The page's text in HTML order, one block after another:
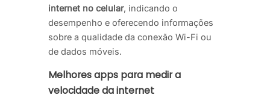
internet no celular, indicando o
desempenho e oferecendo informações
sobre a qualidade da conexão Wi-Fi ou
de dados móveis.
Melhores apps para medir a
velocidade da internet